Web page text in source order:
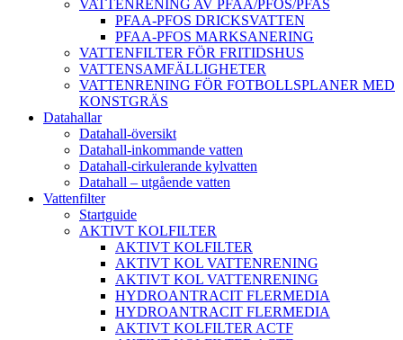
VATTENRENING AV PFAA/PFOS/PFAS
PFAA-PFOS DRICKSVATTEN
PFAA-PFOS MARKSANERING
VATTENFILTER FÖR FRITIDSHUS
VATTENSAMFÄLLIGHETER
VATTENRENING FÖR FOTBOLLSPLANER MED
KONSTGRÄS
Datahallar
Datahall-översikt
Datahall-inkommande vatten
Datahall-cirkulerande kylvatten
Datahall – utgående vatten
Vattenfilter
Startguide
AKTIVT KOLFILTER
AKTIVT KOLFILTER
AKTIVT KOL VATTENRENING
AKTIVT KOL VATTENRENING
HYDROANTRACIT FLERMEDIA
HYDROANTRACIT FLERMEDIA
AKTIVT KOLFILTER ACTF